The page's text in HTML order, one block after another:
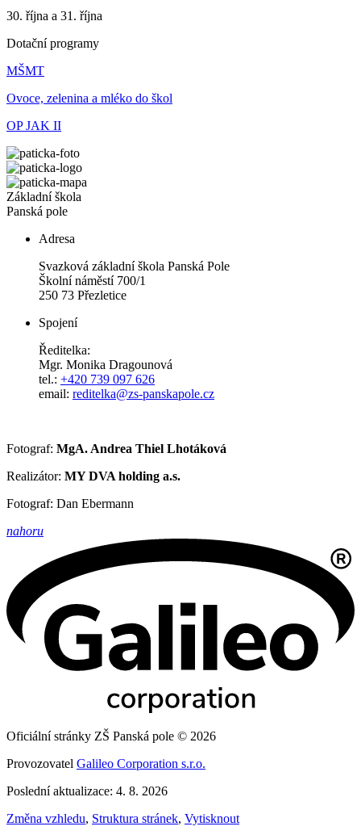
30. října a 31. října
Dotační programy
MŠMT
Ovoce, zelenina a mléko do škol
OP JAK II
Základní škola
Panská pole
Adresa
Svazková základní škola Panská Pole
Školní náměstí 700/1
250 73 Přezletice
Spojení
Ředitelka:
Mgr. Monika Dragounová
tel.: +420 739 097 626
email: reditelka@zs-panskapole.cz
Fotograf: MgA. Andrea Thiel Lhotáková
Realizátor: MY DVA holding a.s.
Fotograf: Dan Ebermann
nahoru
Oficiální stránky ZŠ Panská pole © 2026
Provozovatel Galileo Corporation s.r.o.
Poslední aktualizace: 4. 8. 2026
Změna vzhledu, Struktura stránek, Vytisknout